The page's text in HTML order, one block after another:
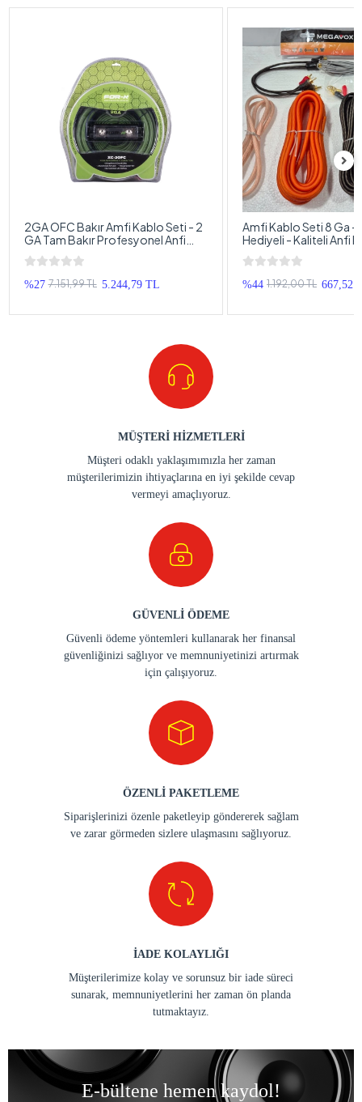
2GA OFC Bakır Amfi Kablo Seti - 2
GA Tam Bakır Profesyonel Anfi
Kablosu Seti 2 AWG
%27 7.151,99 TL 5.244,79 TL
Amfi Kablo Seti 8 Ga -
Hediyeli - Kaliteli Anfi
Takımı - Tam Set
%44 1.192,00 TL 667,52
MÜŞTERİ HİZMETLERİ
Müşteri odaklı yaklaşımımızla her zaman
müşterilerimizin ihtiyaçlarına en iyi şekilde cevap
vermeyi amaçlıyoruz.
GÜVENLİ ÖDEME
Güvenli ödeme yöntemleri kullanarak her finansal
güvenliğinizi sağlıyor ve memnuniyetinizi artırmak
için çalışıyoruz.
ÖZENLİ PAKETLEME
Siparişlerinizi özenle paketleyip göndererek sağlam
ve zarar görmeden sizlere ulaşmasını sağlıyoruz.
İADE KOLAYLIĞI
Müşterilerimize kolay ve sorunsuz bir iade süreci
sunarak, memnuniyetlerini her zaman ön planda
tutmaktayız.
E-bültene hemen kaydol!